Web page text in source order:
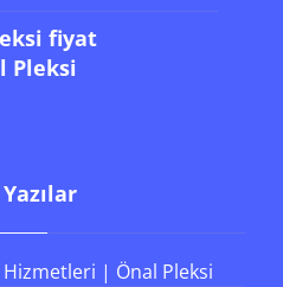
fiyat
Pleksi
| Önal Pleksi